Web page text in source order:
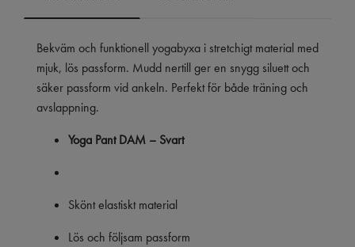
Bekväm och funktionell yogabyxa i stretchigt material med
mjuk, lös passform. Mudd nertill ger en snygg siluett och
säker passform vid ankeln. Perfekt för både träning och
avslappning.
Yoga Pant DAM – Svart
Skönt elastiskt material
Lös och följsam passform